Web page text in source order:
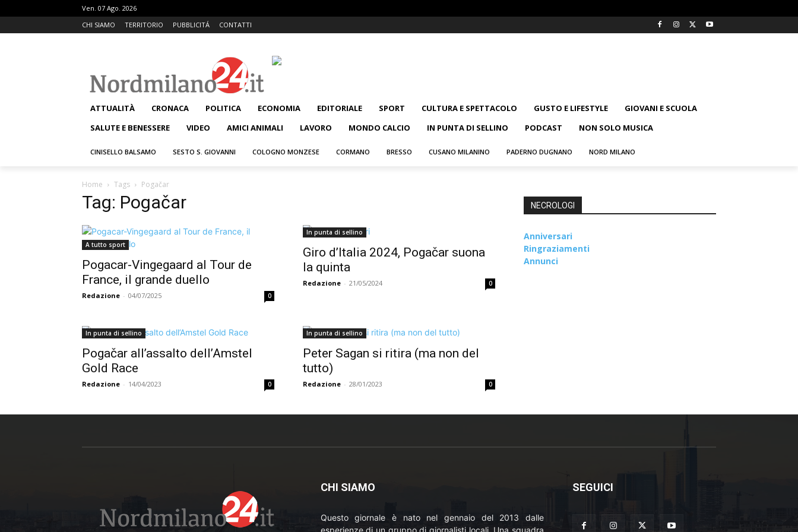
Ven. 07 Ago. 2026
CHI SIAMO
TERRITORIO PUBBLICITÁ CONTATTI
ATTUALITÀ CRONACA POLITICA ECONOMIA EDITORIALE SPORT CULTURA E SPETTACOLO GUSTO E LIFESTYLE
GIOVANI E SCUOLA
SALUTE E BENESSERE
VIDEO AMICI ANIMALI LAVORO MONDO CALCIO IN PUNTA DI SELLINO PODCAST NON SOLO MUSICA
CINISELLO BALSAMO SESTO S. GIOVANNI COLOGNO MONZESE CORMANO BRESSO CUSANO MILANINO PADERNO DUGNANO NORD MILANO
Home Tags Pogačar
Tag: Pogačar
A tutto sport
Pogacar-Vingegaard al Tour de
France, il grande duello
Redazione - 04/07/2025 0
In punta di sellino
Giro d’Italia 2024, Pogačar suona
la quinta
Redazione - 21/05/2024 0
In punta di sellino
Pogačar all’assalto dell’Amstel
Gold Race
Redazione - 14/04/2023 0
In punta di sellino
Peter Sagan si ritira (ma non del
tutto)
Redazione - 28/01/2023 0
NECROLOGI
Anniversari
Ringraziamenti
Annunci
CHI SIAMO
Questo giornale è nato nel gennaio del 2013 dalle
esperienze di un gruppo di giornalisti locali. Una squadra
SEGUICI